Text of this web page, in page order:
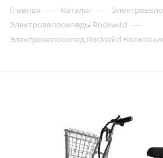
Главная — Каталог —
Электровелосипеды Rockwild —
Электровелосипед Rockwild